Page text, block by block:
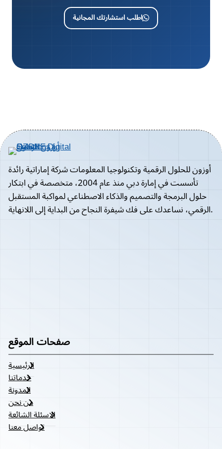
اطلب استشارتك المجانية
أوزون للحلول الرقمية وتكنولوجيا المعلومات شركة إماراتية رائدة
تأسست في إمارة دبي منذ عام 2004، متخصصة في ابتكار
حلول البرمجة والتصميم والذكاء الاصطناعي لمواكبة المستقبل
الرقمي، نساعدك على فك شيفرة النجاح من البداية إلى اللانهاية.
صفحات الموقع
الرئيسية
خدماتنا
المدونة
من نحن
الاسئلة الشائعة
تواصل معنا